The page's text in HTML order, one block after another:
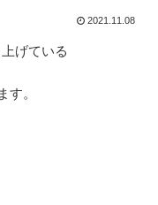
2021.11.08
げている
す。